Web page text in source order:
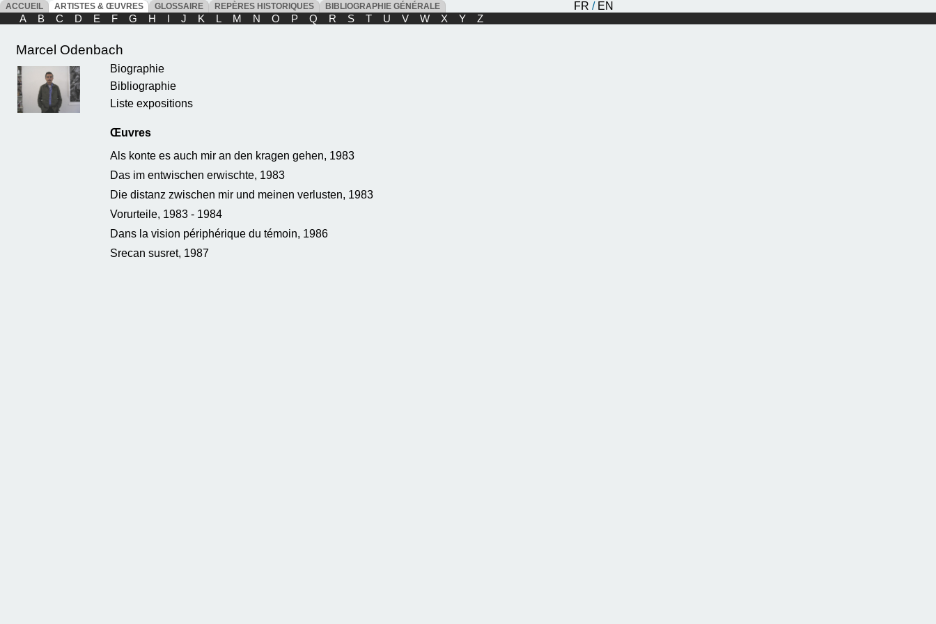
ACCUEIL ARTISTES & ŒUVRES GLOSSAIRE REPÈRES HISTORIQUES BIBLIOGRAPHIE GÉNÉRALE FR / EN
A
B C D E F G H I J K L M N O P Q R S T U V W X Y Z